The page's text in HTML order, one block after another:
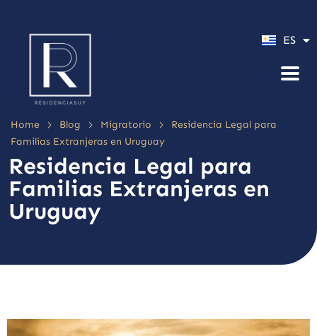
ES
EN
Home > Blog > Migratorio >
Residencia Legal para
Familias Extranjeras en Uruguay
Residencia Legal para
Familias Extranjeras en
Uruguay